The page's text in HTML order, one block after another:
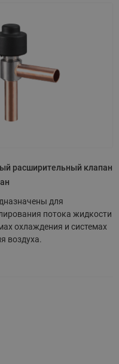
расширительный клапан
для
потока жидкости
охлаждения и системах
воздуха.